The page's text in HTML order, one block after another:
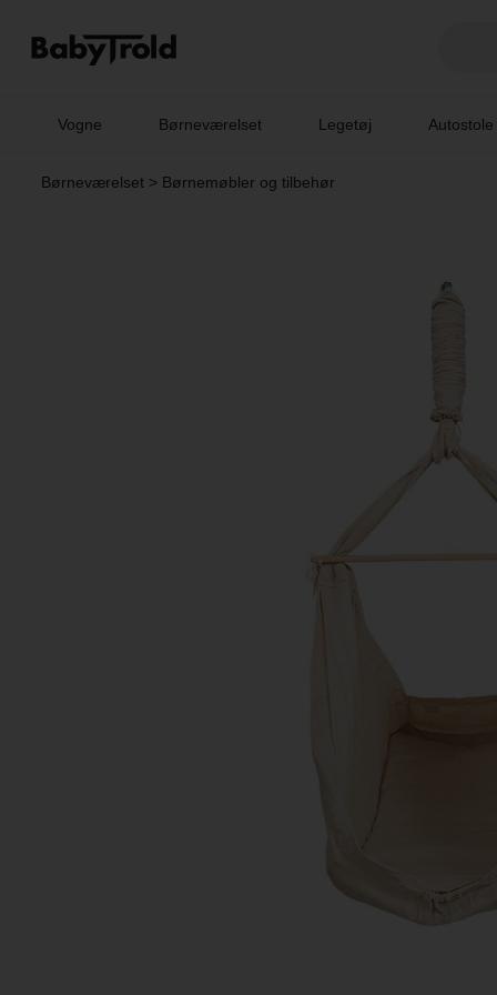
Vogne Børneværelset Legetøj Autostole
Børneværelset> Børnemøbler og tilbehør